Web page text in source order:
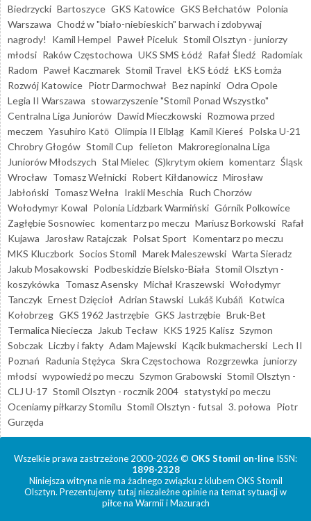
Biedrzycki Bartoszyce GKS Katowice GKS Bełchatów Polonia
Warszawa Chodź w "biało-niebieskich" barwach i zdobywaj
nagrody!
Kamil Hempel Paweł Piceluk Stomil Olsztyn - juniorzy
młodsi Raków Częstochowa UKS SMS Łódź Rafał Śledź Radomiak
Radom Paweł Kaczmarek Stomil Travel ŁKS Łódź ŁKS Łomża
Rozwój Katowice Piotr Darmochwał Bez napinki Odra Opole
Legia II Warszawa stowarzyszenie "Stomil Ponad Wszystko"
Centralna Liga Juniorów Dawid Mieczkowski Rozmowa przed
meczem Yasuhiro Katō Olimpia II Elbląg Kamil Kiereś Polska U-21
Chrobry Głogów Stomil Cup felieton Makroregionalna Liga
Juniorów Młodszych Stal Mielec (S)krytym okiem komentarz Śląsk
Wrocław Tomasz Wełnicki Robert Kiłdanowicz Mirosław
Jabłoński Tomasz Wełna Irakli Meschia Ruch Chorzów
Wołodymyr Kowal Polonia Lidzbark Warmiński Górnik Polkowice
Zagłębie Sosnowiec komentarz po meczu Mariusz Borkowski Rafał
Kujawa
Jarosław Ratajczak Polsat Sport Komentarz po meczu
MKS Kluczbork Socios Stomil Marek Maleszewski Warta Sieradz
Jakub Mosakowski Podbeskidzie Bielsko-Biała Stomil Olsztyn -
koszykówka Tomasz Asensky Michał Kraszewski Wołodymyr
Tanczyk Ernest Dzięcioł Adrian Stawski Lukáš Kubáň Kotwica
Kołobrzeg GKS 1962 Jastrzębie GKS Jastrzębie Bruk-Bet
Termalica Nieciecza
Jakub Tecław KKS 1925 Kalisz Szymon
Sobczak Liczby i fakty Adam Majewski Kącik bukmacherski Lech II
Poznań Radunia Stężyca Skra Częstochowa Rozgrzewka juniorzy
młodsi wypowiedź po meczu Szymon Grabowski Stomil Olsztyn -
CLJ U-17 Stomil Olsztyn - rocznik 2004 statystyki po meczu
Oceniamy piłkarzy Stomilu Stomil Olsztyn - futsal 3. połowa Piotr
Gurzęda
Wszelkie prawa zastrzeżone 2000-2026 © OKS Stomil on-line ISSN:
1898-2328
Niniejsza witryna nie ma żadnego związku z klubem OKS Stomil
Olsztyn. Prezentujemy tutaj niezależne opinie na temat sytuacji w
piłce na Warmii i Mazurach